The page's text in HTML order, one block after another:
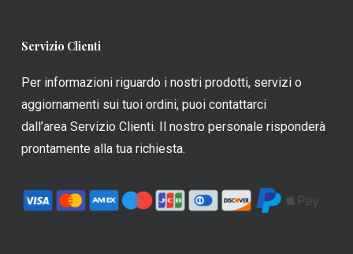
Servizio Clienti
Per informazioni riguardo i nostri prodotti, servizi o
aggiornamenti sui tuoi ordini, puoi contattarci
dall’area Servizio Clienti. Il nostro personale risponderà
prontamente alla tua richiesta.